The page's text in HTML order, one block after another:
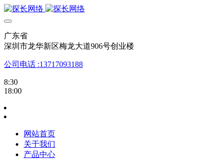
广东省
深圳市龙华新区梅龙大道906号创业楼
公司电话 :13717093188
8:30
18:00
网站首页
关于我们
产品中心